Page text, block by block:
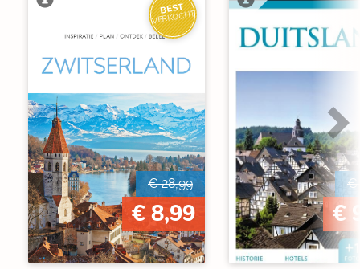
BEST
VERKOCHT
€ 28,99
€ 8,99
€
€